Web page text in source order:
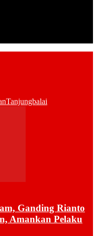
Tanjungbalai
Ganding Rianto
Amankan Pelaku